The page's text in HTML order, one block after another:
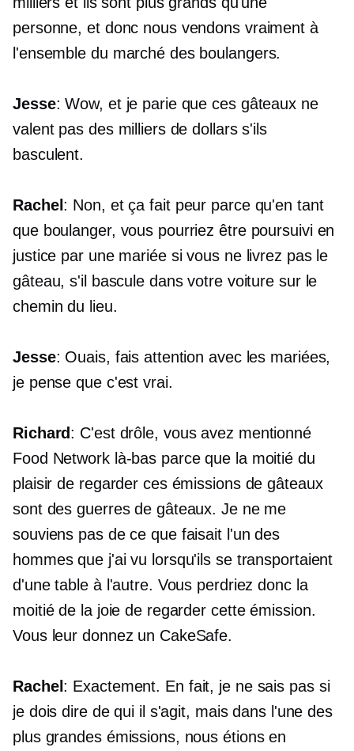
personne, et donc nous vendons vraiment à
l'ensemble du marché des boulangers.
Jesse: Wow, et je parie que ces gâteaux ne
valent pas des milliers de dollars s'ils
basculent.
Rachel : Non, et ça fait peur parce qu'en tant
que boulanger, vous pourriez être poursuivi en
justice par une mariée si vous ne livrez pas le
gâteau, s'il bascule dans votre voiture sur le
chemin du lieu.
Jesse: Ouais, fais attention avec les mariées,
je pense que c'est vrai.
Richard: C'est drôle, vous avez mentionné
Food Network là-bas parce que la moitié du
plaisir de regarder ces émissions de gâteaux
sont des guerres de gâteaux. Je ne me
souviens pas de ce que faisait l'un des
hommes que j'ai vu lorsqu'ils se transportaient
d'une table à l'autre. Vous perdriez donc la
moitié de la joie de regarder cette émission.
Vous leur donnez un CakeSafe.
Rachel : Exactement. En fait, je ne sais pas si
je dois dire de qui il s'agit, mais dans l'une des
plus grandes émissions, nous étions en